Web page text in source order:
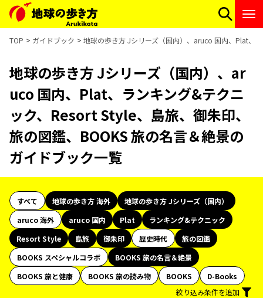
TOP ガイドブック 地球の歩き方 Jシリーズ（国内）、aruco 国内、Plat、
地球の歩き方 Jシリーズ（国内）、ar
uco 国内、Plat、ランキング&テクニ
ック、Resort Style、島旅、御朱印、
旅の図鑑、BOOKS 旅の名言＆絶景の
ガイドブック一覧
すべて 地球の歩き方 海外
地球の歩き方 Jシリーズ（国内）
aruco 海外
aruco 国内 Plat
ランキング&テクニック
Resort Style
島旅 御朱印 歴史時代
旅の図鑑
BOOKS スペシャルコラボ
BOOKS 旅の名言＆絶景
BOOKS 旅と健康
BOOKS 旅の読み物 BOOKS
D-Books
絞り込み条件を追加